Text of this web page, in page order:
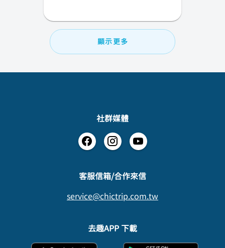
顯示更多
社群媒體
​客服信箱/合作來信
service@chictrip.com.tw
去趣APP 下載